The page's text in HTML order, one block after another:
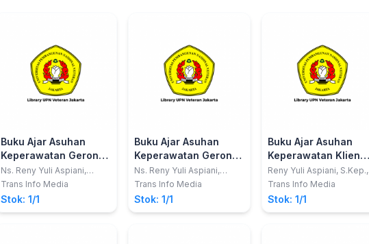
Buku Ajar Asuhan
Keperawatan Gerontik
: Jilid 1 (Aplikasi
NANDA, NIC dan NOC)
Ns. Reny Yuli Aspiani,
S.Kep
Trans Info Media
Stok: 1/1
Buku Ajar Asuhan
Keperawatan Gerontik
: Jilid 2 (Aplikasi
NANDA, NIC dan NOC)
Ns. Reny Yuli Aspiani,
S.Kep
Trans Info Media
Stok: 1/1
Buku Ajar Asuhan
Keperawatan Klien
dengan Gangguan
Sistem Penglihatan
Aplikasi Triple S
(SDKI, SLKI dan SIKI)
Reny Yuli Aspiani, S.Kep.,
Ns., M.Pd.
Trans Info Media
Stok: 1/1